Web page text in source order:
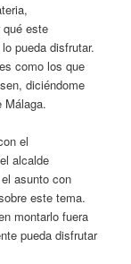
este
pueda disfrutar.
como los que
diciéndome
Málaga.
el
alcalde
asunto con
este tema.
montarlo fuera
pueda disfrutar